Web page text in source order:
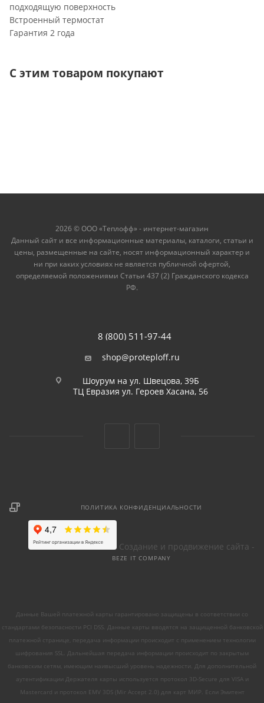
подходящую поверхность
Встроенный термостат
Гарантия 2 года
С этим товаром покупают
2026 © ООО «Теплофф» - интернет-магазин
Данный сайт и все информационные материалы, каталоги, статьи и
цены, размещенные на сайте, носят информационный характер и
ни при каких условиях не является публичной офертой,
определяемой положениями Статьи 437 (2) Гражданского кодекса
РФ.
8 (800) 511-97-44
shop@proteploff.ru
Шоурум на ул. Швецова, 39Б
ТЦ Евразия ул. Героев Хасана, 56
ПОЛИТИКА КОНФИДЕНЦИАЛЬНОСТИ
Создание и продвижение сайта -
BEZE IT COMPANY
Данные Вашей платежной карты гарантировано защищены в соответствии со
стандартами безопасности PCI DSS. Данные карты вводятся на защищенной банковской
платежной странице, передача информации происходит с применением технологии
шифрования SSL. Дальнейшая передача информации происходит по закрытым
банковским сетям, имеющим наивысший уровень надежности. Для дополнительной
аутентификации Держателя карты используется протокол 3D-Secure для VISA и
Mastercard и протокол EMV 3DS (Mir Accept 2.0) для карт МИР. Если Эмитент